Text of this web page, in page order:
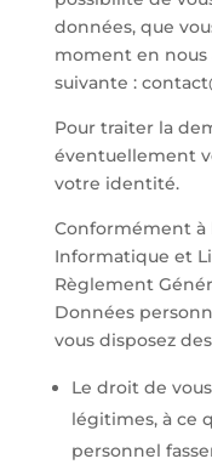
données, que
moment en nous
suivante :
Pour traiter la
éventuellement
votre identité.
Conformément à
Informatique et
Règlement
Données
vous disposez
Le droit de
légitimes, à ce
personnel